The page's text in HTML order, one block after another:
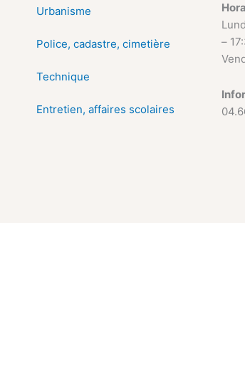
Urbanisme
Police, cadastre, cimetière
Technique
Entretien, affaires scolaires
–